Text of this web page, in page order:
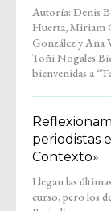
Autoría: Denis
Huerta, Miriam
González y Ana Valle
Toñi Nogales Bienvenidos y
bienvenidas a
Voces de
Zaragoza para
espacio tranquilo,
escuchar sin prisas y
periodistas
Contexto»
Llegan las
curso, pero los
nuestro
#Entremedios.